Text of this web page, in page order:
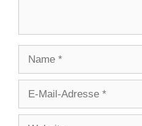
Adresse